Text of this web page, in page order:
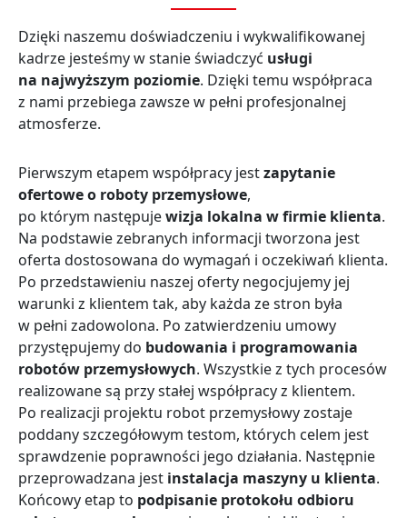
Dzięki naszemu doświadczeniu i wykwalifikowanej
kadrze jesteśmy w stanie świadczyć usługi
na najwyższym poziomie. Dzięki temu współpraca
z nami przebiega zawsze w pełni profesjonalnej
atmosferze.
Pierwszym etapem współpracy jestzapytanie
ofertowe o roboty przemysłowe,
po którym następujewizja lokalna w firmie klienta.
Na podstawie zebranych informacji tworzona jest
oferta dostosowana do wymagań i oczekiwań klienta.
Po przedstawieniu naszej oferty negocjujemy jej
warunki z klientem tak, aby każda ze stron była
w pełni zadowolona. Po zatwierdzeniu umowy
przystępujemy do budowania i programowania
robotów przemysłowych. Wszystkie z tych procesów
realizowane są przy stałej współpracy z klientem.
Po realizacji projektu robot przemysłowy zostaje
poddany szczegółowym testom, których celem jest
sprawdzenie poprawności jego działania. Następnie
przeprowadzana jest instalacja maszyny u klienta.
Końcowy etap to podpisanie protokołu odbioru